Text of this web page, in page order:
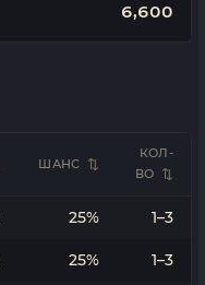
6,600
ШАНС
КОЛ-
ВО
25% 1–3
25% 1–3